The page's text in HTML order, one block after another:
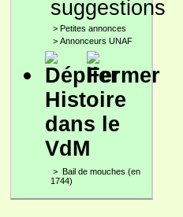
suggestions
> Petites annonces
> Annonceurs UNAF
Histoire
dans le
VdM
> Bail de mouches (en
1744)